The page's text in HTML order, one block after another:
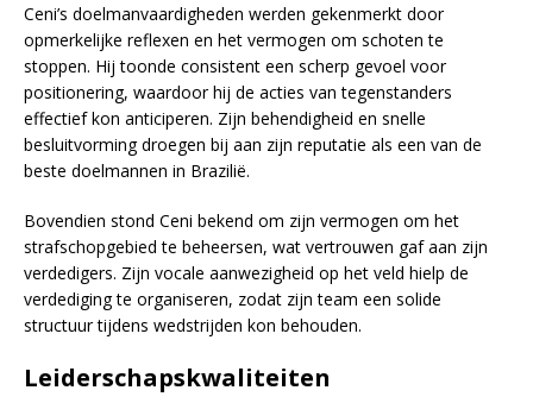
Ceni’s doelmanvaardigheden werden gekenmerkt door
opmerkelijke reflexen en het vermogen om schoten te
stoppen. Hij toonde consistent een scherp gevoel voor
positionering, waardoor hij de acties van tegenstanders
effectief kon anticiperen. Zijn behendigheid en snelle
besluitvorming droegen bij aan zijn reputatie als een van de
beste doelmannen in Brazilië.
Bovendien stond Ceni bekend om zijn vermogen om het
strafschopgebied te beheersen, wat vertrouwen gaf aan zijn
verdedigers. Zijn vocale aanwezigheid op het veld hielp de
verdediging te organiseren, zodat zijn team een solide
structuur tijdens wedstrijden kon behouden.
Leiderschapskwaliteiten